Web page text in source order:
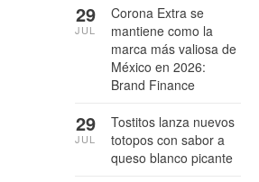
Corona Extra se
mantiene como la
marca más valiosa de
México en 2026:
Brand Finance
29
JUL
Tostitos lanza nuevos
totopos con sabor a
queso blanco picante
29
JUL